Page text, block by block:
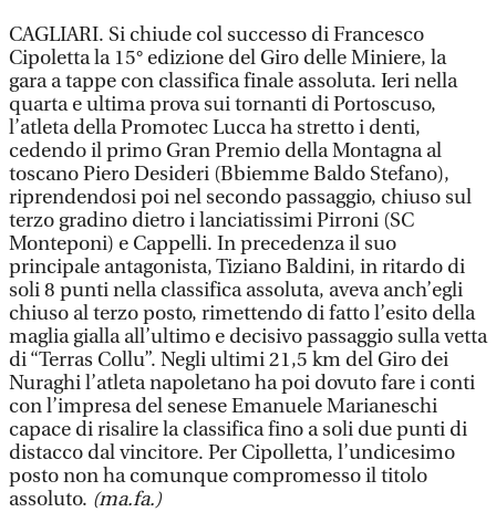
CAGLIARI. Si chiude col successo di Francesco
Cipoletta la 15° edizione del Giro delle Miniere, la
gara a tappe con classifica finale assoluta. Ieri nella
quarta e ultima prova sui tornanti di Portoscuso,
l’atleta della Promotec Lucca ha stretto i denti,
cedendo il primo Gran Premio della Montagna al
toscano Piero Desideri (Bbiemme Baldo Stefano),
riprendendosi poi nel secondo passaggio, chiuso sul
terzo gradino dietro i lanciatissimi Pirroni (SC
Monteponi) e Cappelli. In precedenza il suo
principale antagonista, Tiziano Baldini, in ritardo di
soli 8 punti nella classifica assoluta, aveva anch’egli
chiuso al terzo posto, rimettendo di fatto l’esito della
maglia gialla all’ultimo e decisivo passaggio sulla vetta
di “Terras Collu”. Negli ultimi 21,5 km del Giro dei
Nuraghi l’atleta napoletano ha poi dovuto fare i conti
con l’impresa del senese Emanuele Marianeschi
capace di risalire la classifica fino a soli due punti di
distacco dal vincitore. Per Cipolletta, l’undicesimo
posto non ha comunque compromesso il titolo
assoluto. (ma.fa.)